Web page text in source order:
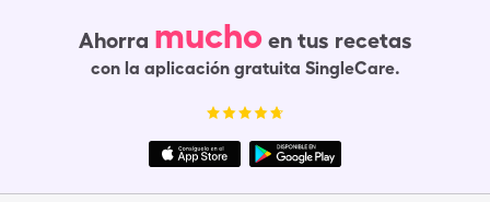
Ahorra mucho en tus recetas
con la aplicación gratuita SingleCare.